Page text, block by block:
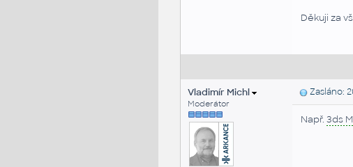
Děkuji za
Vladimír Michl
Moderátor
Zasláno:
Např. 3ds